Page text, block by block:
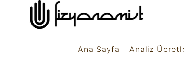
Ana Sayfa Analiz